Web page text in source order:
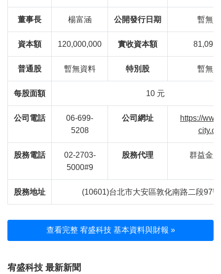
董事長 楊富涵 公開發行日期 暫無
資本額 120,000,000 實收資本額
普通股 暫無資料 特別股 暫無
每股面額 10 元
公司電話
06-699-
5208
公司網址
https://
股務電話
02-2703-
5000#9
股務代理 群益金
股務地址 (10601)台北市大安區敦化南路二段97
查看完整 宥盛科技 基本資料與財報 »
宥盛科技 最新新聞